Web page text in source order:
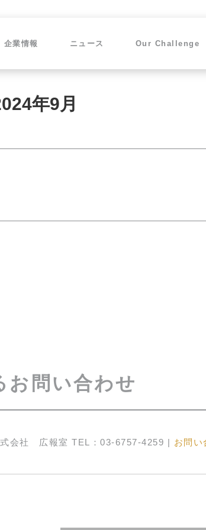
企業情報 ニュース Our Challenge
年9月
お問い合わせ
式会社 広報室 TEL：03-6757-4259 | お問い